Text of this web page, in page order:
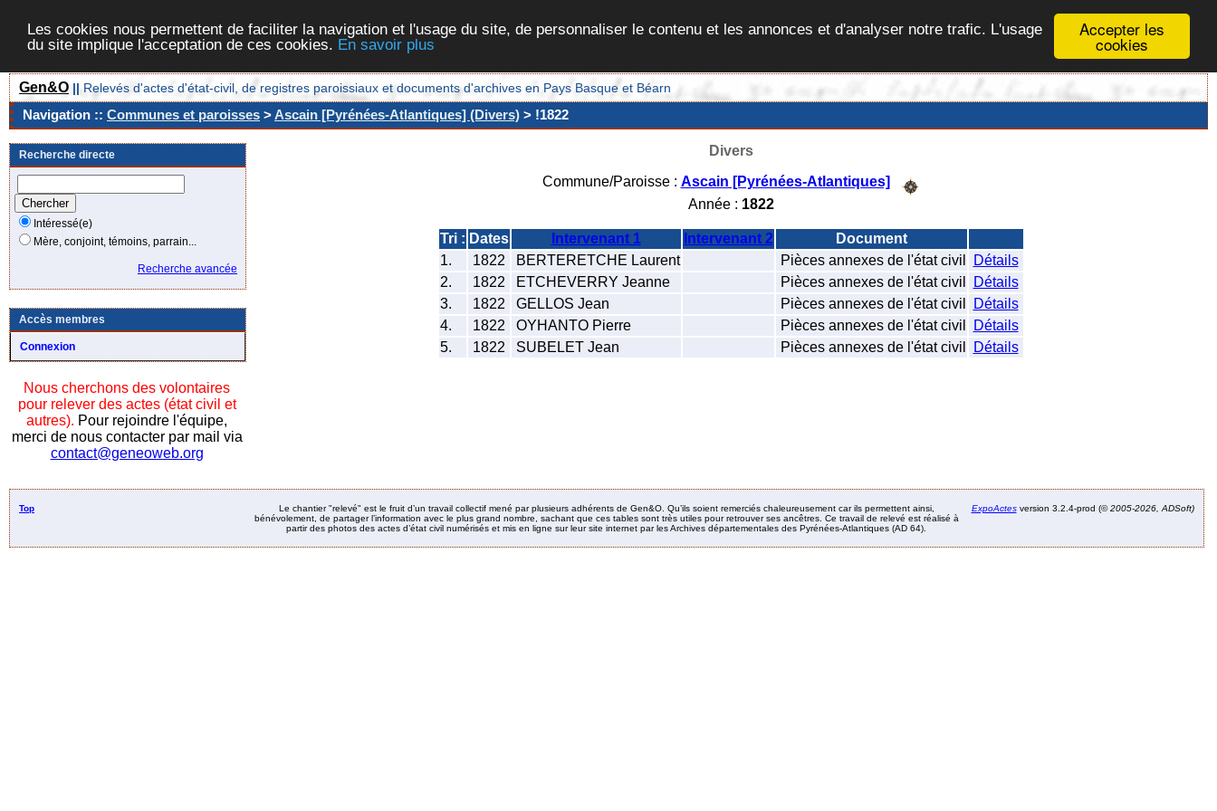
Accepter les
cookies
Les cookies nous permettent de faciliter la navigation et l'usage du site, de personnaliser le contenu et les annonces et d'analyser notre trafic. L'usage
du site implique l'acceptation de ces cookies. En savoir plus
Gen&O || Relevés d'actes d'état-civil, de registres paroissiaux et documents d'archives en Pays Basque et Béarn
Navigation :: Communes et paroisses >Ascain [Pyrénées-Atlantiques] (Divers) > !1822
Recherche directe
Intéressé(e)
Mère, conjoint, témoins, parrain...
Recherche avancée
Accès membres
Connexion
Nous cherchons des volontaires
pour relever des actes (état civil et
autres). Pour rejoindre l'équipe,
merci de nous contacter par mail via
contact@geneoweb.org
Divers
Commune/Paroisse : Ascain [Pyrénées-Atlantiques]
Année : 1822
Tri : Dates Intervenant 1 Intervenant 2
Document
1.
1822 BERTERETCHE Laurent Pièces annexes de l'état civil
Détails
2.
1822 ETCHEVERRY Jeanne Pièces annexes de l'état civil
Détails
3.
1822 GELLOS Jean Pièces annexes de l'état civil
Détails
4.
1822 OYHANTO Pierre Pièces annexes de l'état civil
Détails
5.
1822 SUBELET Jean Pièces annexes de l'état civil Détails
Top
Le chantier "relevé" est le fruit d’un travail collectif mené par plusieurs adhérents de Gen&O. Qu’ils soient remerciés chaleureusement car ils permettent ainsi,
bénévolement, de partager l’information avec le plus grand nombre, sachant que ces tables sont très utiles pour retrouver ses ancêtres. Ce travail de relevé est réalisé à
partir des photos des actes d’état civil numérisés et mis en ligne sur leur site internet par les Archives départementales des Pyrénées-Atlantiques (AD 64).
ExpoActesversion 3.2.4-prod (©2005-2026, ADSoft)